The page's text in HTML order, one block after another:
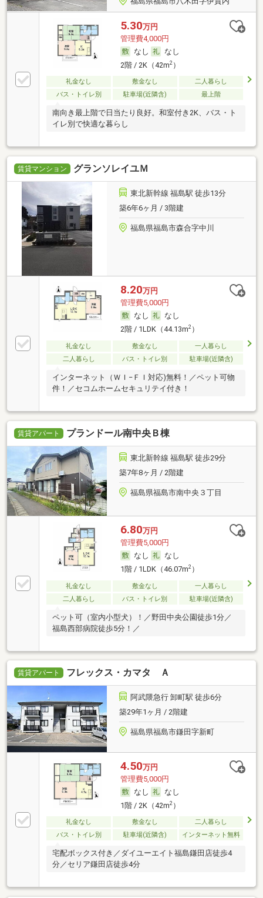
5.30万円
管理費4,000円
なし
なし
2階 / 2K（42m2）
礼金なし 敷金なし
二人暮らし
バス・トイレ別
駐車場(近隣含) 最上階
南向き最上階で日当たり良好。和室付き2K、バス・ト
イレ別で快適な暮らし
賃貸マンション グランソレイユＭ
東北新幹線 福島駅 徒歩13分
築6年6ヶ月 / 3階建
福島県福島市森合字中川
8.20万円
管理費5,000円
なし
なし
2階 / 1LDK（44.13m2）
礼金なし 敷金なし
一人暮らし
二人暮らし
バス・トイレ別 駐車場(近隣含)
インターネット（ＷＩ−ＦＩ対応)無料！／ペット可物
件！／セコムホームセキュリテイ付き！
賃貸アパート プランドール南中央Ｂ棟
東北新幹線 福島駅 徒歩29分
築7年8ヶ月 / 2階建
福島県福島市南中央３丁目
6.80万円
管理費5,000円
なし
なし
1階 / 1LDK（46.07m2）
礼金なし 敷金なし
一人暮らし
二人暮らし
バス・トイレ別 駐車場(近隣含)
ペット可（室内小型犬）！／野田中央公園徒歩1分／
福島西部病院徒歩5分！／
賃貸アパート フレックス・カマタ Ａ
阿武隈急行 卸町駅 徒歩6分
築29年1ヶ月 / 2階建
福島県福島市鎌田字新町
4.50万円
管理費5,000円
なし
なし
1階 / 2K（42m2）
礼金なし 敷金なし
二人暮らし
バス・トイレ別
駐車場(近隣含) インターネット無料
宅配ボックス付き／ダイユーエイト福島鎌田店徒歩4
分／セリア鎌田店徒歩4分